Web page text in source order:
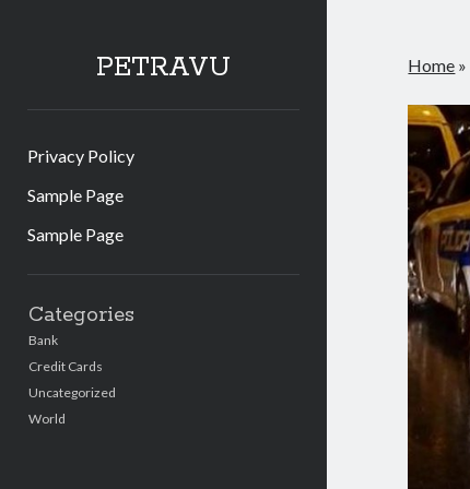
PETRAVU
Privacy Policy
Sample Page
Sample Page
Categories
Bank
Credit Cards
Uncategorized
World
Home »